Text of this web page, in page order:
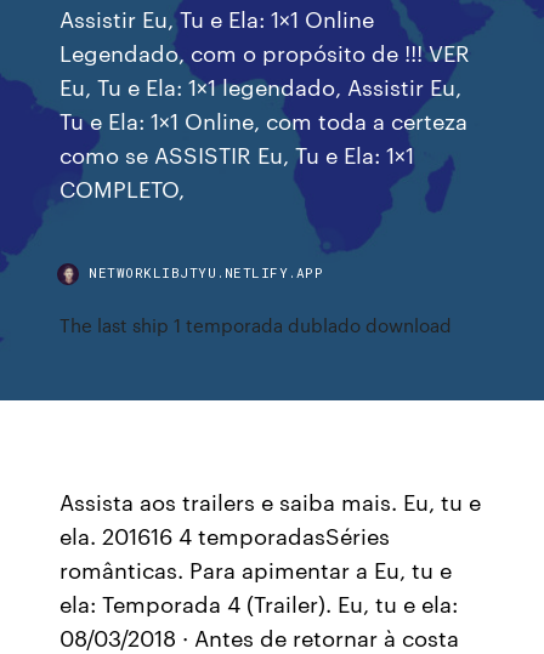
Assistir Eu, Tu e Ela: 1×1 Online
Legendado, com o propósito de !!! VER
Eu, Tu e Ela: 1×1 legendado, Assistir Eu,
Tu e Ela: 1×1 Online, com toda a certeza
como se ASSISTIR Eu, Tu e Ela: 1×1
COMPLETO,
NETWORKLIBJTYU.NETLIFY.APP
The last ship 1 temporada dublado download
Assista aos trailers e saiba mais. Eu, tu e
ela. 201616 4 temporadasSéries
românticas. Para apimentar a Eu, tu e
ela: Temporada 4 (Trailer). Eu, tu e ela:
08/03/2018 · Antes de retornar à costa